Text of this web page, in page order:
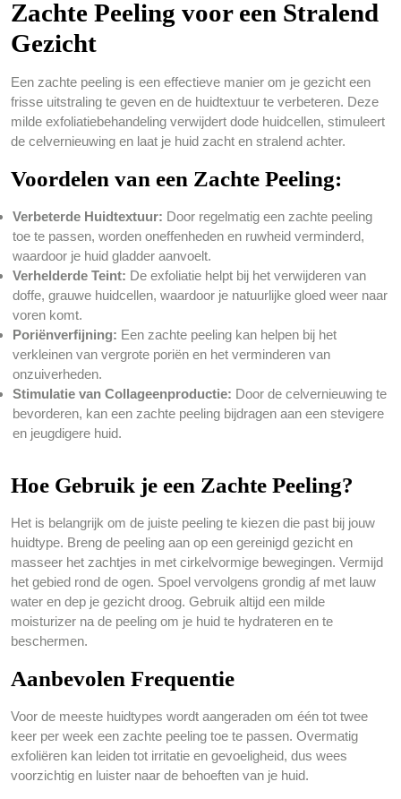
Zachte Peeling voor een Stralend
Gezicht
Een zachte peeling is een effectieve manier om je gezicht een
frisse uitstraling te geven en de huidtextuur te verbeteren. Deze
milde exfoliatiebehandeling verwijdert dode huidcellen, stimuleert
de celvernieuwing en laat je huid zacht en stralend achter.
Voordelen van een Zachte Peeling:
Verbeterde Huidtextuur: Door regelmatig een zachte peeling
toe te passen, worden oneffenheden en ruwheid verminderd,
waardoor je huid gladder aanvoelt.
Verhelderde Teint: De exfoliatie helpt bij het verwijderen van
doffe, grauwe huidcellen, waardoor je natuurlijke gloed weer naar
voren komt.
Poriënverfijning: Een zachte peeling kan helpen bij het
verkleinen van vergrote poriën en het verminderen van
onzuiverheden.
Stimulatie van Collageenproductie: Door de celvernieuwing te
bevorderen, kan een zachte peeling bijdragen aan een stevigere
en jeugdigere huid.
Hoe Gebruik je een Zachte Peeling?
Het is belangrijk om de juiste peeling te kiezen die past bij jouw
huidtype. Breng de peeling aan op een gereinigd gezicht en
masseer het zachtjes in met cirkelvormige bewegingen. Vermijd
het gebied rond de ogen. Spoel vervolgens grondig af met lauw
water en dep je gezicht droog. Gebruik altijd een milde
moisturizer na de peeling om je huid te hydrateren en te
beschermen.
Aanbevolen Frequentie
Voor de meeste huidtypes wordt aangeraden om één tot twee
keer per week een zachte peeling toe te passen. Overmatig
exfoliëren kan leiden tot irritatie en gevoeligheid, dus wees
voorzichtig en luister naar de behoeften van je huid.